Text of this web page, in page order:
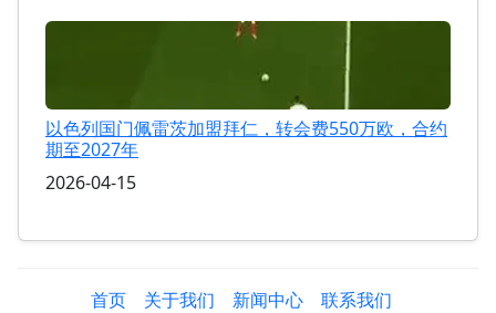
以色列国门佩雷茨加盟拜仁，转会费550万欧，合约
期至2027年
2026-04-15
首页 关于我们 新闻中心
联系我们